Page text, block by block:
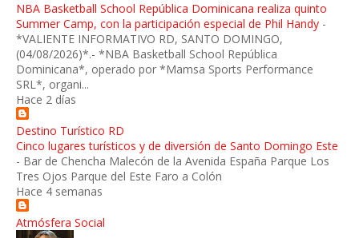
NBA Basketball School República Dominicana realiza quinto
Summer Camp, con la participación especial de Phil Handy -
*VALIENTE INFORMATIVO RD, SANTO DOMINGO,
(04/08/2026)*.- *NBA Basketball School República
Dominicana*, operado por *Mamsa Sports Performance
SRL*, organi...
Hace 2 días
Destino Turístico RD
Cinco lugares turísticos y de diversión de Santo Domingo Este
- Bar de Chencha Malecón de la Avenida España Parque Los
Tres Ojos Parque del Este Faro a Colón
Hace 4 semanas
Atmósfera Social